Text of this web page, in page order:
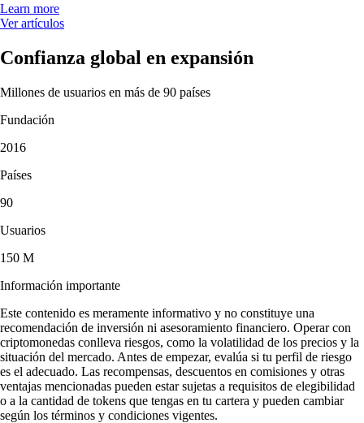
Learn more
Ver artículos
Confianza global en expansión
Millones de usuarios en más de 90 países
Fundación
2016
Países
90
Usuarios
150 M
Información importante
Este contenido es meramente informativo y no constituye una
recomendación de inversión ni asesoramiento financiero. Operar con
criptomonedas conlleva riesgos, como la volatilidad de los precios y la
situación del mercado. Antes de empezar, evalúa si tu perfil de riesgo
es el adecuado. Las recompensas, descuentos en comisiones y otras
ventajas mencionadas pueden estar sujetas a requisitos de elegibilidad
o a la cantidad de tokens que tengas en tu cartera y pueden cambiar
según los términos y condiciones vigentes.